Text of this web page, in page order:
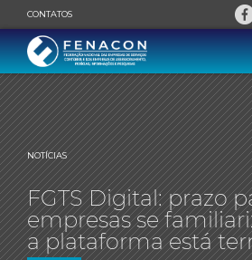
CONTATOS
NOTÍCIAS
FGTS Digital: prazo
empresas se
a plataforma está